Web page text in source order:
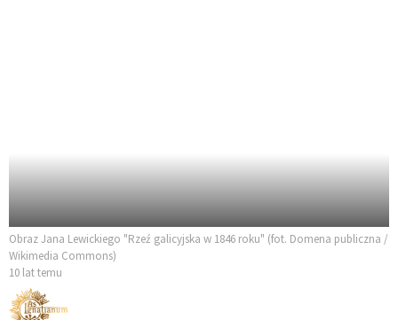
Obraz Jana Lewickiego "Rzeź galicyjska w 1846 roku" (fot. Domena publiczna /
Wikimedia Commons)
10 lat temu